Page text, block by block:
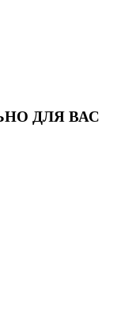
ДЛЯ ВАС